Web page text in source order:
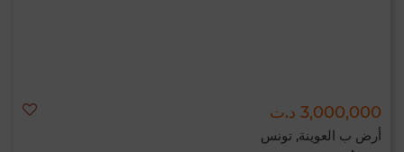
3,000,000 د.ت
أرض ب العوينة, تونس